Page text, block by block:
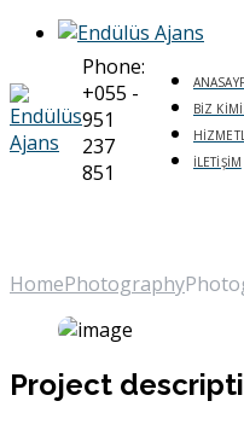
Phone:
+055 -
951
237
851
BIZ
İLETIŞIM
HomePhotography
Project